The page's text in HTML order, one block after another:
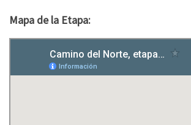
Mapa de la Etapa: